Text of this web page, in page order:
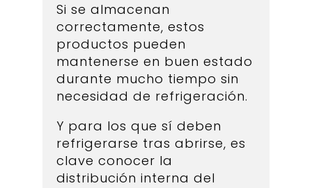
Si se almacenan
correctamente, estos
productos pueden
mantenerse en buen estado
durante mucho tiempo sin
necesidad de refrigeración.
Y para los que sí deben
refrigerarse tras abrirse, es
clave conocer la
distribución interna del